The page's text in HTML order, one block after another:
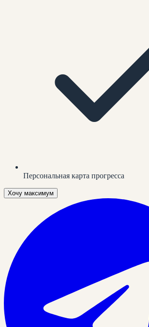
Персональная карта прогресса
Хочу максимум